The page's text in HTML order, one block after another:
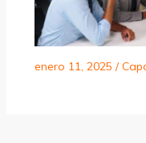
enero 11, 2025 /